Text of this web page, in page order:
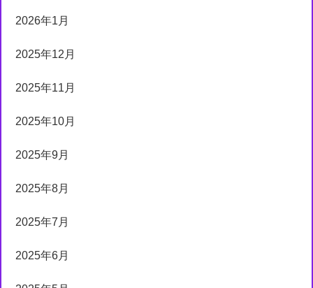
2026年1月
2025年12月
2025年11月
2025年10月
2025年9月
2025年8月
2025年7月
2025年6月